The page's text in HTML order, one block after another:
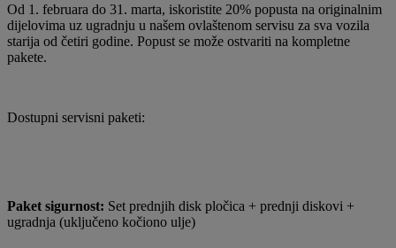
Od 1. februara do 31. marta, iskoristite 20% popusta na originalnim
dijelovima uz ugradnju u našem ovlaštenom servisu za sva vozila
starija od četiri godine. Popust se može ostvariti na kompletne
pakete.
Dostupni servisni paketi:
Paket sigurnost: Set prednjih disk pločica + prednji diskovi +
ugradnja (uključeno kočiono ulje)